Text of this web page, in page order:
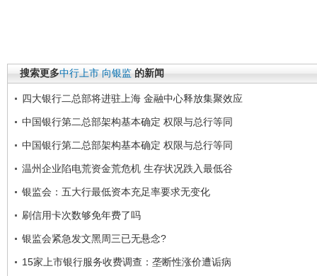
搜索更多中行上市 向银监 的新闻
四大银行二总部将进驻上海 金融中心释放集聚效应
中国银行第二总部架构基本确定 权限与总行等同
中国银行第二总部架构基本确定 权限与总行等同
温州企业陷电荒资金荒危机 生存状况跌入最低谷
银监会：五大行最低资本充足率要求无变化
刷信用卡次数够免年费了吗
银监会紧急发文黑周三已无悬念?
15家上市银行服务收费调查：垄断性涨价遭诟病